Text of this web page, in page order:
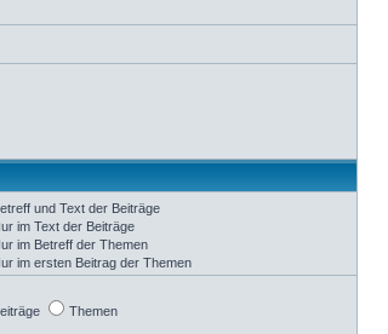
und Text der Beiträge
im Text der Beiträge
im Betreff der Themen
im ersten Beitrag der Themen
Themen